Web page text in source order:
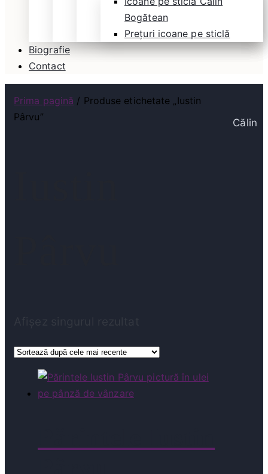
Bogătean
Prețuri icoane pe sticlă
Biografie
Contact
Prima pagină / Produse etichetate „Iustin
Pârvu”
Călin